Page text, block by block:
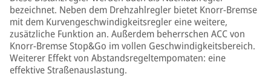
bezeichnet. Neben dem Drehzahlregler bietet Knorr-Bremse
mit dem Kurvengeschwindigkeitsregler eine weitere,
zusätzliche Funktion an. Außerdem beherrschen ACC von
Knorr-Bremse Stop&Go im vollen Geschwindigkeitsbereich.
Weiterer Effekt von Abstandsregeltempomaten: eine
effektive Straßenauslastung.